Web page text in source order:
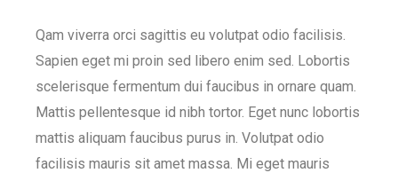
Qam viverra orci sagittis eu volutpat odio facilisis.
Sapien eget mi proin sed libero enim sed. Lobortis
scelerisque fermentum dui faucibus in ornare quam.
Mattis pellentesque id nibh tortor. Eget nunc lobortis
mattis aliquam faucibus purus in. Volutpat odio
facilisis mauris sit amet massa. Mi eget mauris